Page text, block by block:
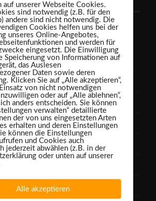
auf unserer Webseite Cookies.
sind notwendig (z.B. für den
andere sind nicht notwendig. Die
Cookies helfen uns bei der
unseres Online-Angebotes,
und werden für
eingesetzt. Die Einwilligung
Speicherung von Informationen auf
das Auslesen
Daten sowie deren
Klicken Sie auf „Alle akzeptieren“,
von nicht notwendigen
oder auf „Alle ablehnen“,
anders entscheiden. Sie können
verwalten“ detaillierte
der von uns eingesetzten Arten
erhalten und deren Einstellungen
können die Einstellungen
und Cookies auch
jederzeit abwählen (z.B. in der
oder unten auf unserer
Alle akzeptieren